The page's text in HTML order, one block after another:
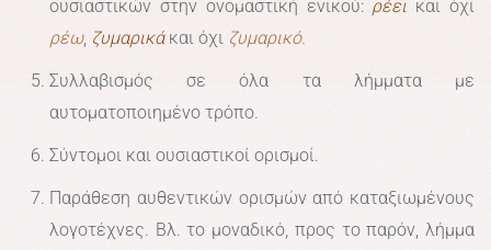
ουσιαστικών στην ονομαστική ενικού: ρέει και όχι
ρέω, ζυμαρικάκαι όχι ζυμαρικό.
Συλλαβισμός σε όλα τα λήμματα με
αυτοματοποιημένο τρόπο.
Σύντομοι και ουσιαστικοί ορισμοί.
Παράθεση αυθεντικών ορισμών από καταξιωμένους
λογοτέχνες. Βλ. το μοναδικό, προς το παρόν, λήμμα